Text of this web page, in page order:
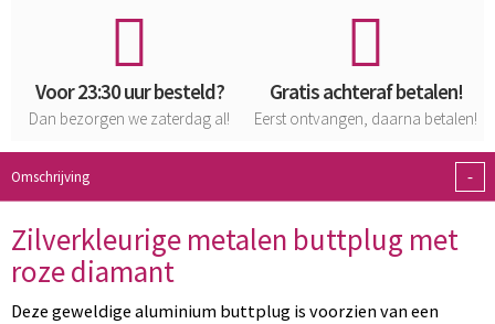
Voor 23:30 uur besteld?
Dan bezorgen we zaterdag al!
Gratis achteraf betalen!
Eerst ontvangen, daarna betalen!
Omschrijving -
Zilverkleurige metalen buttplug met
roze diamant
Deze geweldige aluminium buttplug is voorzien van een